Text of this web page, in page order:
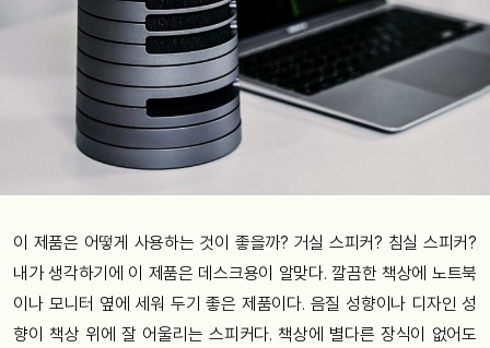
이 제품은 어떻게 사용하는 것이 좋을까? 거실 스피커? 침실 스피커?
내가 생각하기에 이 제품은 데스크용이 알맞다. 깔끔한 책상에 노트북
이나 모니터 옆에 세워 두기 좋은 제품이다. 음질 성향이나 디자인 성
향이 책상 위에 잘 어울리는 스피커다. 책상에 별다른 장식이 없어도